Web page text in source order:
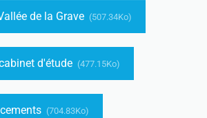
de la Grave (507.34Ko)
d'étude (477.15Ko)
(704.83Ko)